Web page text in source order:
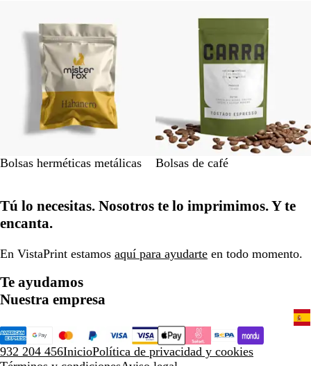
Bolsas herméticas metálicas Bolsas de café
Tú lo necesitas. Nosotros te lo imprimimos. Y te
encanta.
En VistaPrint estamos aquí para ayudarte en todo momento.
Te ayudamos
Nuestra empresa
932 204 456InicioPolítica de privacidad y cookies